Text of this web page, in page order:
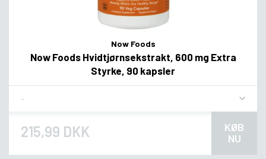
Now Foods
Now Foods Hvidtjørnsekstrakt, 600 mg Extra
Styrke, 90 kapsler
215,99 DKK
KØB
NU